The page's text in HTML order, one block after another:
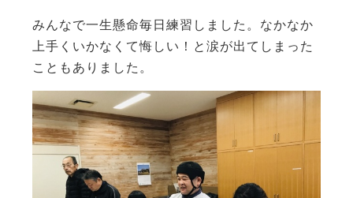
みんなで一生懸命毎日練習しました。なかなか
上手くいかなくて悔しい！と涙が出てしまった
こともありました。